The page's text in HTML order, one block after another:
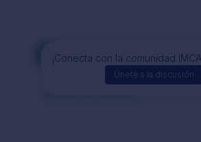
¡Conecta con la comunidad
Únete a la discusión